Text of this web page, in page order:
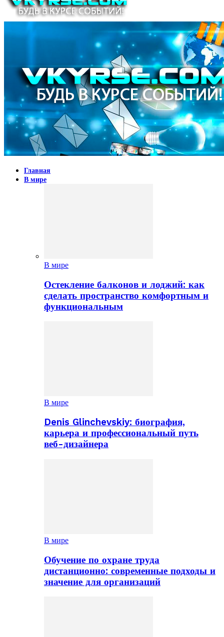
Главная
В мире
В мире
Остекление балконов и лоджий: как
сделать пространство комфортным и
функциональным
В мире
Denis Glinchevskiy: биография,
карьера и профессиональный путь
веб-дизайнера
В мире
Обучение по охране труда
дистанционно: современные подходы и
значение для организаций